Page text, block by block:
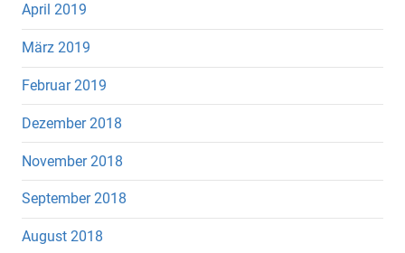
April 2019
März 2019
Februar 2019
Dezember 2018
November 2018
September 2018
August 2018